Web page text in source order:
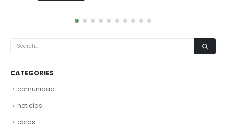
CATEGORIES
comunidad
noticias
obras